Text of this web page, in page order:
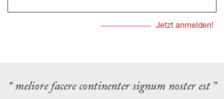
“ meliore facere continenter signum noster est ”